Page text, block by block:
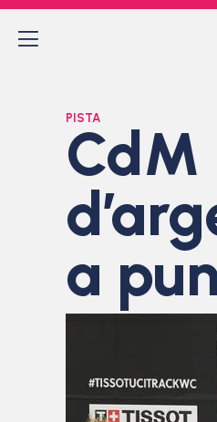
PISTA
CdM
a